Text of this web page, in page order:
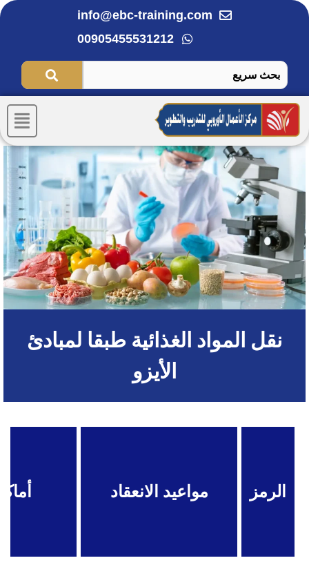
تخطي
info@ebc-training.com
00905455531212
نقل المواد الغذائية طبقا لمبادئ
الأيزو
الرمز مواعيد الانعقاد